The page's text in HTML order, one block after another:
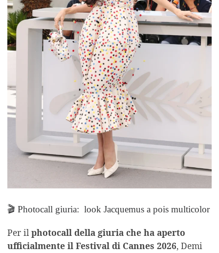
🎬 Photocall giuria: look Jacquemus a pois multicolor
Per il photocall della giuria che ha aperto
ufficialmente il Festival di Cannes 2026, Demi